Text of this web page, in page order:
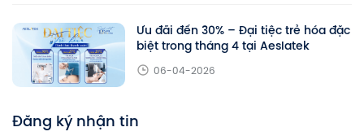
Ưu đãi đến 30% – Đại tiệc trẻ hóa đặc
biệt trong tháng 4 tại Aeslatek
06-04-2026
Đăng ký nhận tin